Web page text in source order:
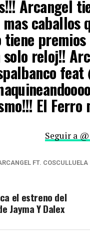
Arcangel
mas
tiene
solo reloj!!
El
Seguir a
FT.
el estreno del
Jayma Y Dalex